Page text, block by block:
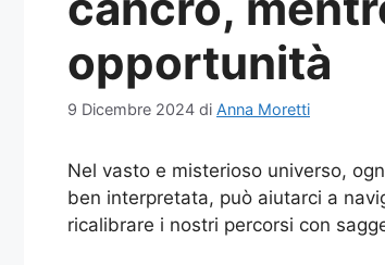
opportunità
9 Dicembre 2024 di Anna Moretti
Nel vasto e misterioso universo,
ben interpretata, può aiutarci a
ricalibrare i nostri percorsi con